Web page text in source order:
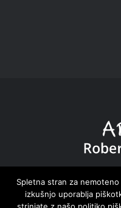
DOMOV HOME|
NEWS|O MENI
Spletna stran za
izkušnjo uporablja